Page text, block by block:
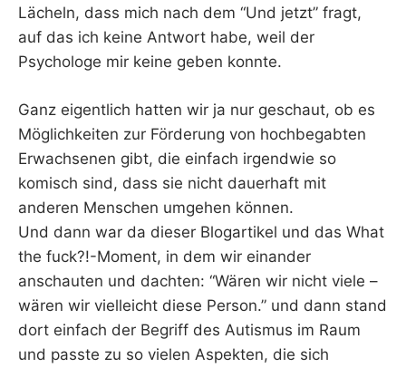
Lächeln, dass mich nach dem “Und jetzt” fragt,
auf das ich keine Antwort habe, weil der
Psychologe mir keine geben konnte.
Ganz eigentlich hatten wir ja nur geschaut, ob es
Möglichkeiten zur Förderung von hochbegabten
Erwachsenen gibt, die einfach irgendwie so
komisch sind, dass sie nicht dauerhaft mit
anderen Menschen umgehen können.
Und dann war da dieser Blogartikel und das What
the fuck?!-Moment, in dem wir einander
anschauten und dachten: “Wären wir nicht viele –
wären wir vielleicht diese Person.” und dann stand
dort einfach der Begriff des Autismus im Raum
und passte zu so vielen Aspekten, die sich